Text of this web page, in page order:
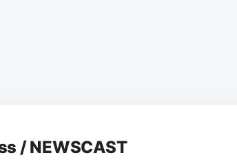
/ NEWSCAST